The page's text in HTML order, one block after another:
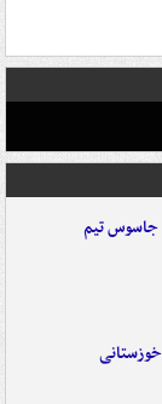
جاسوس تیم